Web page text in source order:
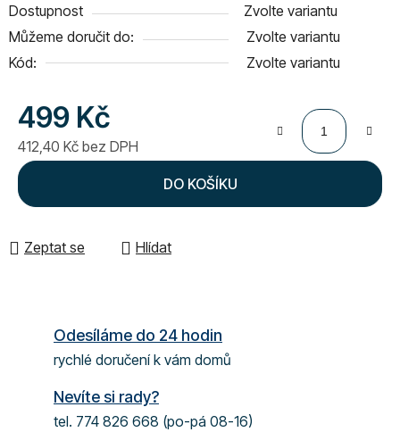
Dostupnost
Zvolte variantu
Můžeme doručit do:
Zvolte variantu
Kód:
Zvolte variantu
499 Kč
412,40 Kč bez DPH
Měrná cena:
DO KOŠÍKU
Zeptat se Hlídat
Odesíláme do 24 hodin
rychlé doručení k vám domů
Nevíte si rady?
tel. 774 826 668 (po-pá 08-16)